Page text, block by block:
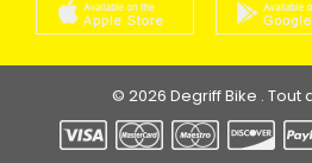
© 2026 Degriff Bike . Tout